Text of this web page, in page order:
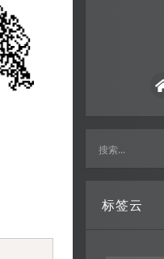
标签云